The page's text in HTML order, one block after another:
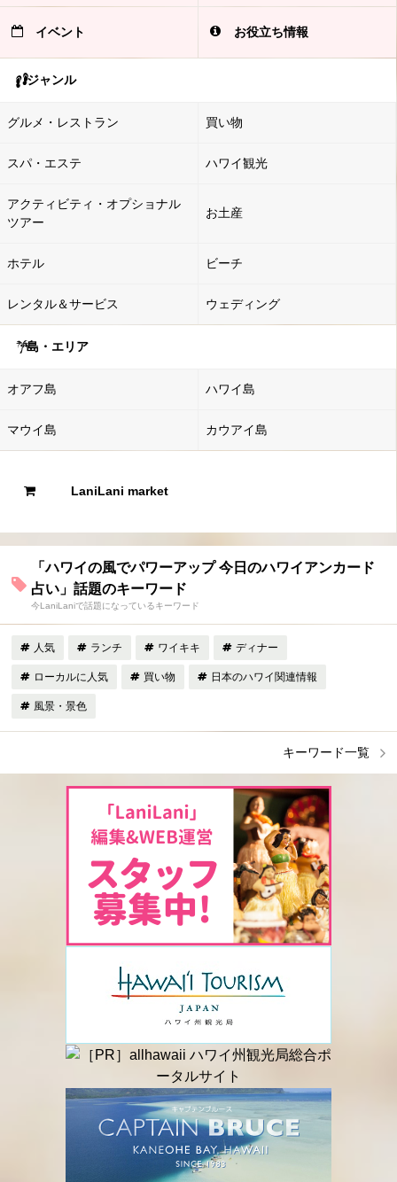
イベント お役立ち情報
ジャンル
グルメ・レストラン 買い物
スパ・エステ ハワイ観光
アクティビティ・オプショナル
ツアー
お土産
ホテル ビーチ
レンタル＆サービス ウェディング
島・エリア
オアフ島 ハワイ島
マウイ島 カウアイ島
LaniLani market
「ハワイの風でパワーアップ 今日のハワイアンカード
占い」話題のキーワード
今LaniLaniで話題になっているキーワード
人気 ランチ ワイキキ ディナー
ローカルに人気 買い物 日本のハワイ関連情報
風景・景色
キーワード一覧